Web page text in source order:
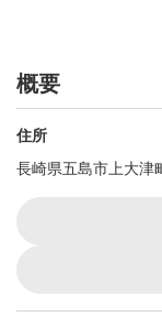
概要
住所
長崎県五島市上大津